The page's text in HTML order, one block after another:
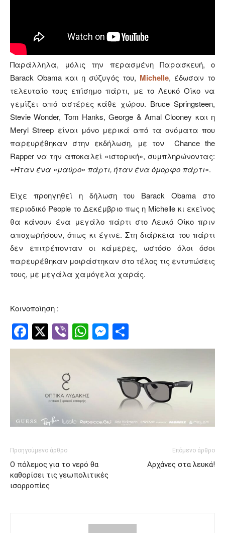
Παράλληλα, μόλις την περασμένη Παρασκευή, ο
Barack Obama και η σύζυγός του, Michelle, έδωσαν το
τελευταίο τους επίσημο πάρτι, με το Λευκό Οίκο να
γεμίζει από αστέρες κάθε χώρου. Bruce Springsteen,
Stevie Wonder, Tom Hanks, George & Amal Clooney και η
Meryl Streep είναι μόνο μερικά από τα ονόματα που
παρευρέθηκαν στην εκδήλωση, με τον Chance the
Rapper να την αποκαλεί «ιστορική», συμπληρώνοντας:
«Ήταν ένα «μαύρο» πάρτι, ήταν ένα όμορφο πάρτι«.
Είχε προηγηθεί η δήλωση του Barack Obama στο
περιοδικό People το Δεκέμβριο πως η Michelle κι εκείνος
θα κάνουν ένα μεγάλο πάρτι στο Λευκό Οίκο πριν
αποχωρήσουν, όπως κι έγινε. Στη διάρκεια του πάρτι
δεν επιτρέπονταν οι κάμερες, ωστόσο όλοι όσοι
παρευρέθηκαν μοιράστηκαν στο τέλος τις εντυπώσεις
τους, με μεγάλα χαμόγελα χαράς.
Κοινοποίηση :
Facebook
Twitter
ViberWhatsApp
Messenger
Προηγούμενο άρθρο
Ο πόλεμος για το νερό θα
καθορίσει τις γεωπολιτικές
ισορροπίες
Επόμενο άρθρο
Αρχάνες στα λευκά!